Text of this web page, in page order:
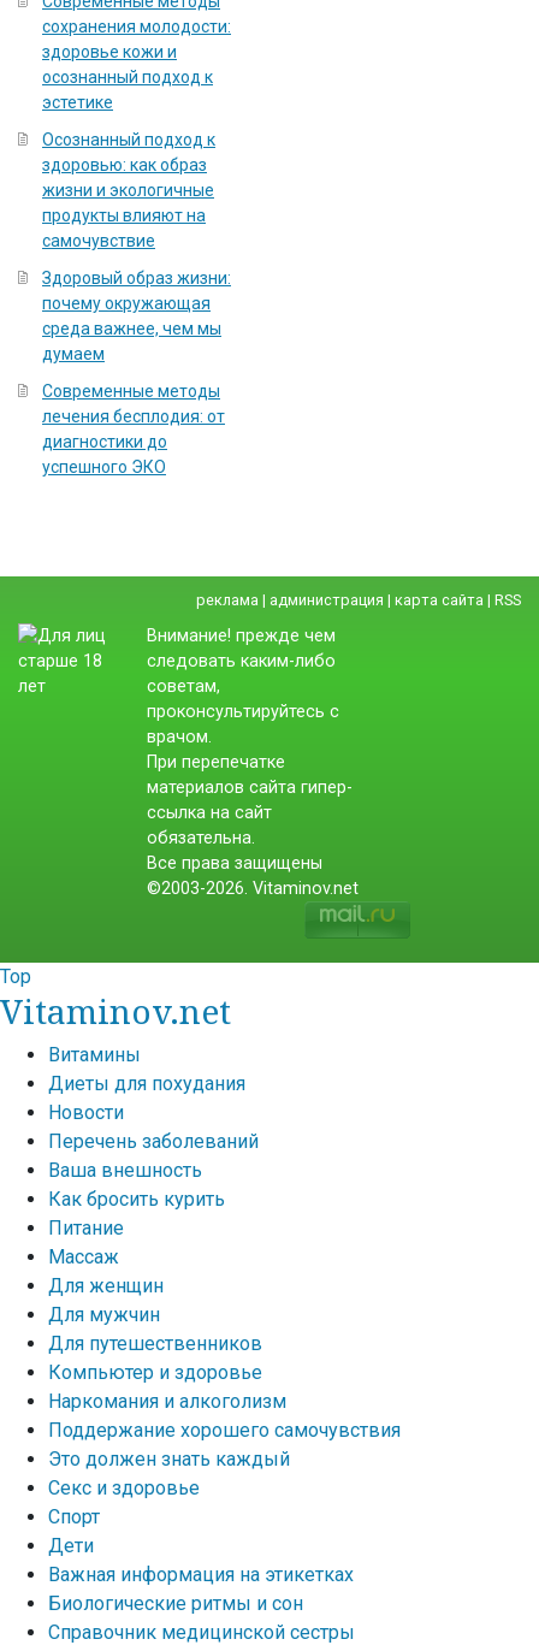
сохранения молодости:
здоровье кожи и
осознанный подход к
эстетике
Осознанный подход к
здоровью: как образ
жизни и экологичные
продукты влияют на
самочувствие
Здоровый образ жизни:
почему окружающая
среда важнее, чем мы
думаем
Современные методы
лечения бесплодия: от
диагностики до
успешного ЭКО
реклама | администрация | карта сайта | RSS
Внимание! прежде чем
следовать каким-либо
советам,
проконсультируйтесь с
врачом.
При перепечатке
материалов сайта гипер-
ссылка на сайт
обязательна.
Все права защищены
©2003-2026. Vitaminov.net
Top
Vitaminov.net
Витамины
Диеты для похудания
Новости
Перечень заболеваний
Ваша внешность
Как бросить курить
Питание
Массаж
Для женщин
Для мужчин
Для путешественников
Компьютер и здоровье
Наркомания и алкоголизм
Поддержание хорошего самочувствия
Это должен знать каждый
Секс и здоровье
Спорт
Дети
Важная информация на этикетках
Биологические ритмы и сон
Справочник медицинской сестры